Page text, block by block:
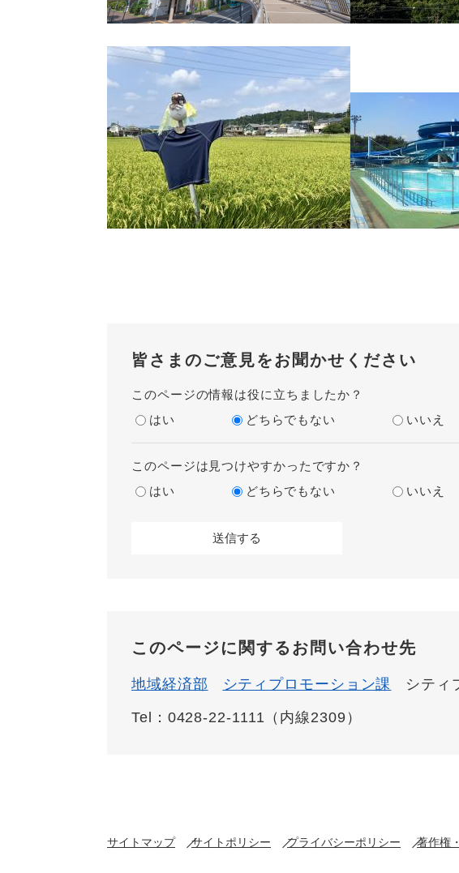
皆さまのご意見をお聞かせください
このページの情報は役に立ちましたか？
はい
どちらでもない いいえ
このページは見つけやすかったですか？
はい
どちらでもない いいえ
このページに関するお問い合わせ先
地域経済部 シティプロモーション課 シティ
Tel：0428-22-1111（内線2309）
サイトマップ サイトポリシー プライバシーポリシー 著作権